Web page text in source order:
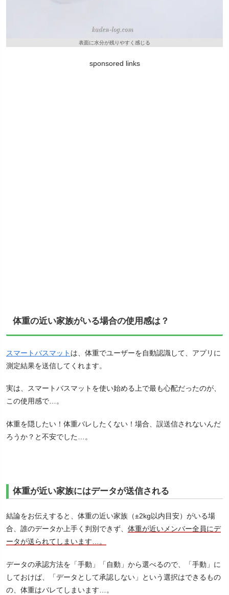
表面に水分が残りやすく感じる
sponsored links
体重の近い家族がいる場合の使用感は？
スマートバスマット は、体重でユーザーを自動認識して、アプリに
測定結果を送信してくれます。
実は、スマートバスマットを使い始める上で最も心配だったのが、
この使用感で…。
体重を隠したい！体重バレしたくない！場合、誤送信されないんだ
ろうか？と不安でした…。
体重が近い家族にはデータが送信される
結論をお伝えすると、体重の近い家族（±2kg以内目安）がいる場
合、誰のデータか上手く判別できず、 体重が近いメンバー全員にデ
ータが送られてしまいます…。
データの承認方法を「手動」「自動」から選べるので、「手動」に
しておけば、「データとして承認しない」という選択はできるもの
の、体重はバレてしまいます…。